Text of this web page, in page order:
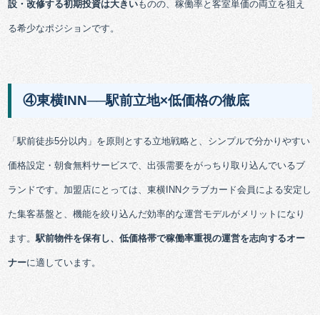
設・改修する初期投資は大きいものの、稼働率と客室単価の両立を狙え
る希少なポジションです。
④東横INN──駅前立地×低価格の徹底
「駅前徒歩5分以内」を原則とする立地戦略と、シンプルで分かりやすい
価格設定・朝食無料サービスで、出張需要をがっちり取り込んでいるブ
ランドです。加盟店にとっては、東横INNクラブカード会員による安定し
た集客基盤と、機能を絞り込んだ効率的な運営モデルがメリットになり
ます。駅前物件を保有し、低価格帯で稼働率重視の運営を志向するオー
ナーに適しています。